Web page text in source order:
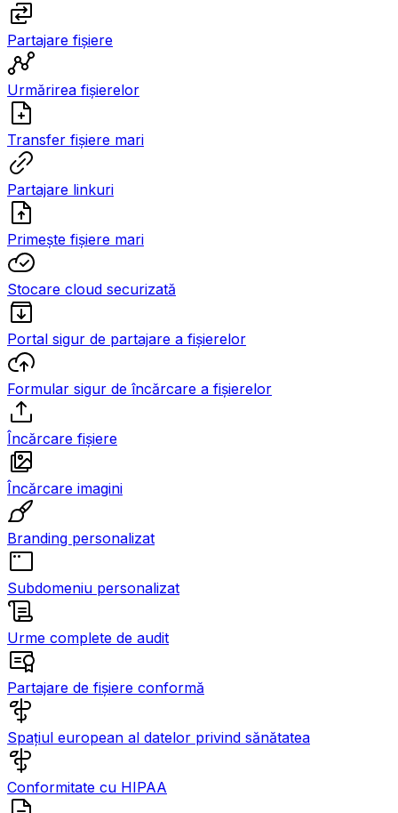
Partajare fișiere
Urmărirea fișierelor
Transfer fișiere mari
Partajare linkuri
Primește fișiere mari
Stocare cloud securizată
Portal sigur de partajare a fișierelor
Formular sigur de încărcare a fișierelor
Încărcare fișiere
Încărcare imagini
Branding personalizat
Subdomeniu personalizat
Urme complete de audit
Partajare de fișiere conformă
Spațiul european al datelor privind sănătatea
Conformitate cu HIPAA